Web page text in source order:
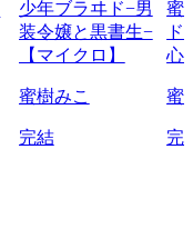
少年ブラヰド−男
装令嬢と黒書生−
【マイクロ】
蜜樹みこ
完結
蜜
心
蜜
完